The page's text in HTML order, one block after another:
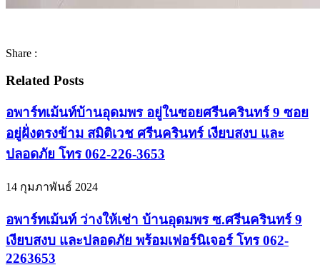
Share :
Related Posts
อพาร์ทเม้นท์บ้านอุดมพร อยู่ในซอยศรีนครินทร์ 9 ซอย
อยู่ฝั่งตรงข้าม สมิติเวช ศรีนครินทร์ เงียบสงบ และ
ปลอดภัย โทร 062-226-3653
14 กุมภาพันธ์ 2024
อพาร์ทเม้นท์ ว่างให้เช่า บ้านอุดมพร ซ.ศรีนครินทร์ 9
เงียบสงบ และปลอดภัย พร้อมเฟอร์นิเจอร์ โทร 062-
2263653